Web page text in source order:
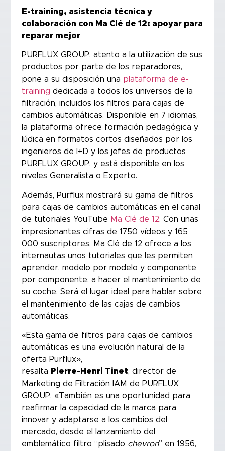
E-training, asistencia técnica y
colaboración con Ma Clé de 12: apoyar para
reparar mejor
PURFLUX GROUP, atento a la utilización de sus
productos por parte de los reparadores,
pone a su disposición una plataforma de e-
training dedicada a todos los universos de la
filtración, incluidos los filtros para cajas de
cambios automáticas. Disponible en 7 idiomas,
la plataforma ofrece formación pedagógica y
lúdica en formatos cortos diseñados por los
ingenieros de I+D y los jefes de productos
PURFLUX GROUP, y está disponible en los
niveles Generalista o Experto.
Además, Purflux mostrará su gama de filtros
para cajas de cambios automáticas en el canal
de tutoriales YouTube Ma Clé de 12. Con unas
impresionantes cifras de 1750 vídeos y 165
000 suscriptores, Ma Clé de 12 ofrece a los
internautas unos tutoriales que les permiten
aprender, modelo por modelo y componente
por componente, a hacer el mantenimiento de
su coche. Será el lugar ideal para hablar sobre
el mantenimiento de las cajas de cambios
automáticas.
«Esta gama de filtros para cajas de cambios
automáticas es una evolución natural de la
oferta Purflux»,
resalta Pierre-Henri Tinet, director de
Marketing de Filtración IAM de PURFLUX
GROUP. «También es una oportunidad para
reafirmar la capacidad de la marca para
innovar y adaptarse a los cambios del
mercado, desde el lanzamiento del
emblemático filtro “plisado chevron” en 1956,